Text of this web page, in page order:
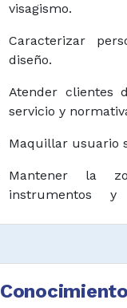
visagismo.
Caracterizar
diseño.
Atender clientes
servicio y
Maquillar usuario
Mantener la
instrumentos y
Vender
necesidades del